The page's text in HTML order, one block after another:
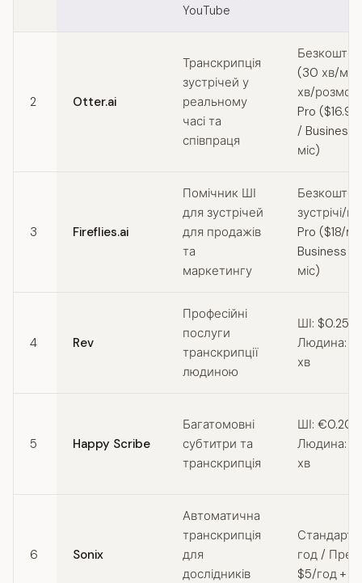
YouTube
2 Otter.ai
Транскрипція
зустрічей у
реальному
часі та
співпраця
(30 хв/
хв/
Pro
/ Business
міс)
3 Fireflies.ai
Помічник ШІ
для зустрічей
для продажів
та
маркетингу
зустрічі/
Pro ($18/
Business
міс)
4 Rev
Професійні
послуги
транскрипції
людиною
ШІ: $0.25/
Людина:
хв
5 Happy Scribe
Багатомовні
субтитри та
транскрипція
ШІ: €0.20/
Людина:
хв
6 Sonix
Автоматична
транскрипція
для
дослідників
Стандарт:
год /
$5/год +